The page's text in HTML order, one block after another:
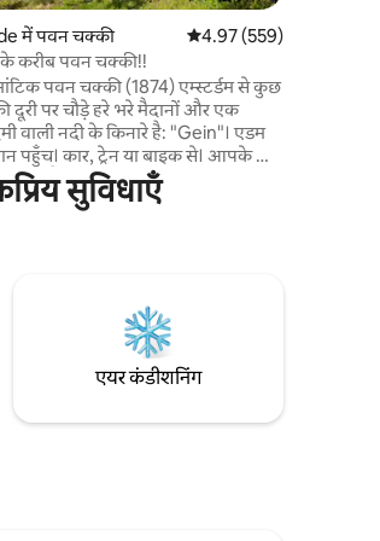
में पवन चक्की औसत रेटिंग 5 में से 4.97,
4.97 (559)
के करीब पवन चक्की!!
पवन चक्की (1874) एम्स्टर्डम से कुछ
दूरी पर चौड़े हरे भरे मैदानों और एक
वाली नदी के किनारे है: "Gein"। एडम
पहुँच। कार, ट्रेन या बाइक से। आपके पास
है। तीन फर्श, डबल बेड वाले 3
आसानी से 6, एक रसोई, रहने की जगह, 2
पानी और छोटी लैंडिंग।
सुविधाएँ
एयर कंडीशनिंग